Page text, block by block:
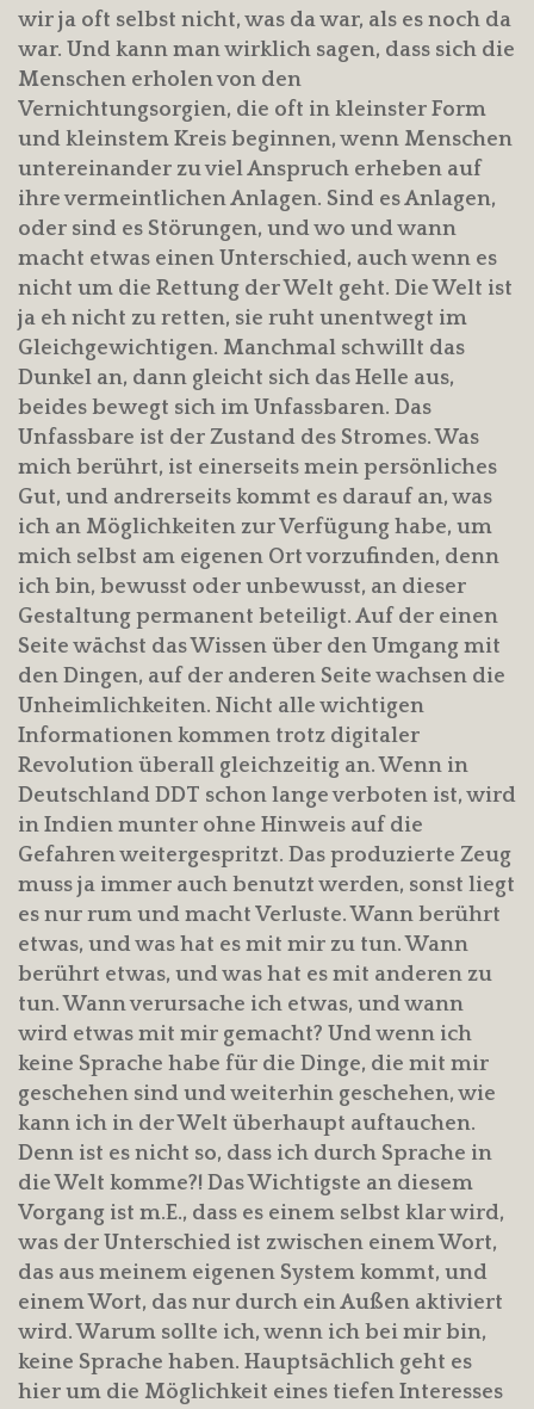
wir ja oft selbst nicht, was da war, als es noch da
war. Und kann man wirklich sagen, dass sich die
Menschen erholen von den
Vernichtungsorgien, die oft in kleinster Form
und kleinstem Kreis beginnen, wenn Menschen
untereinander zu viel Anspruch erheben auf
ihre vermeintlichen Anlagen. Sind es Anlagen,
oder sind es Störungen, und wo und wann
macht etwas einen Unterschied, auch wenn es
nicht um die Rettung der Welt geht. Die Welt ist
ja eh nicht zu retten, sie ruht unentwegt im
Gleichgewichtigen. Manchmal schwillt das
Dunkel an, dann gleicht sich das Helle aus,
beides bewegt sich im Unfassbaren. Das
Unfassbare ist der Zustand des Stromes. Was
mich berührt, ist einerseits mein persönliches
Gut, und andrerseits kommt es darauf an, was
ich an Möglichkeiten zur Verfügung habe, um
mich selbst am eigenen Ort vorzufinden, denn
ich bin, bewusst oder unbewusst, an dieser
Gestaltung permanent beteiligt. Auf der einen
Seite wächst das Wissen über den Umgang mit
den Dingen, auf der anderen Seite wachsen die
Unheimlichkeiten. Nicht alle wichtigen
Informationen kommen trotz digitaler
Revolution überall gleichzeitig an. Wenn in
Deutschland DDT schon lange verboten ist, wird
in Indien munter ohne Hinweis auf die
Gefahren weitergespritzt. Das produzierte Zeug
muss ja immer auch benutzt werden, sonst liegt
es nur rum und macht Verluste. Wann berührt
etwas, und was hat es mit mir zu tun. Wann
berührt etwas, und was hat es mit anderen zu
tun. Wann verursache ich etwas, und wann
wird etwas mit mir gemacht? Und wenn ich
keine Sprache habe für die Dinge, die mit mir
geschehen sind und weiterhin geschehen, wie
kann ich in der Welt überhaupt auftauchen.
Denn ist es nicht so, dass ich durch Sprache in
die Welt komme?! Das Wichtigste an diesem
Vorgang ist m.E., dass es einem selbst klar wird,
was der Unterschied ist zwischen einem Wort,
das aus meinem eigenen System kommt, und
einem Wort, das nur durch ein Außen aktiviert
wird. Warum sollte ich, wenn ich bei mir bin,
keine Sprache haben. Hauptsächlich geht es
hier um die Möglichkeit eines tiefen Interesses